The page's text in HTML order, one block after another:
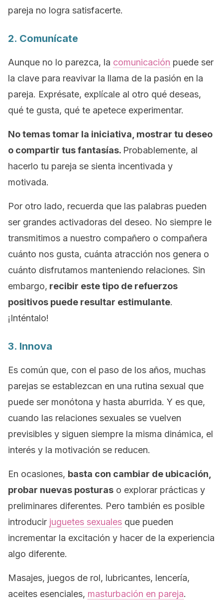
pareja no logra satisfacerte.
2. Comunícate
Aunque no lo parezca, la comunicación puede ser
la clave para reavivar la llama de la pasión en la
pareja. Exprésate, explícale al otro qué deseas,
qué te gusta, qué te apetece experimentar.
No temas tomar la iniciativa, mostrar tu deseo
o compartir tus fantasías. Probablemente, al
hacerlo tu pareja se sienta incentivada y
motivada.
Por otro lado, recuerda que las palabras pueden
ser grandes activadoras del deseo. No siempre le
transmitimos a nuestro compañero o compañera
cuánto nos gusta, cuánta atracción nos genera o
cuánto disfrutamos manteniendo relaciones. Sin
embargo, recibir este tipo de refuerzos
positivos puede resultar estimulante.
¡Inténtalo!
3. Innova
Es común que, con el paso de los años, muchas
parejas se establezcan en una rutina sexual que
puede ser monótona y hasta aburrida. Y es que,
cuando las relaciones sexuales se vuelven
previsibles y siguen siempre la misma dinámica, el
interés y la motivación se reducen.
En ocasiones, basta con cambiar de ubicación,
probar nuevas posturas o explorar prácticas y
preliminares diferentes. Pero también es posible
introducir juguetes sexuales que pueden
incrementar la excitación y hacer de la experiencia
algo diferente.
Masajes, juegos de rol, lubricantes, lencería,
aceites esenciales, masturbación en pareja.